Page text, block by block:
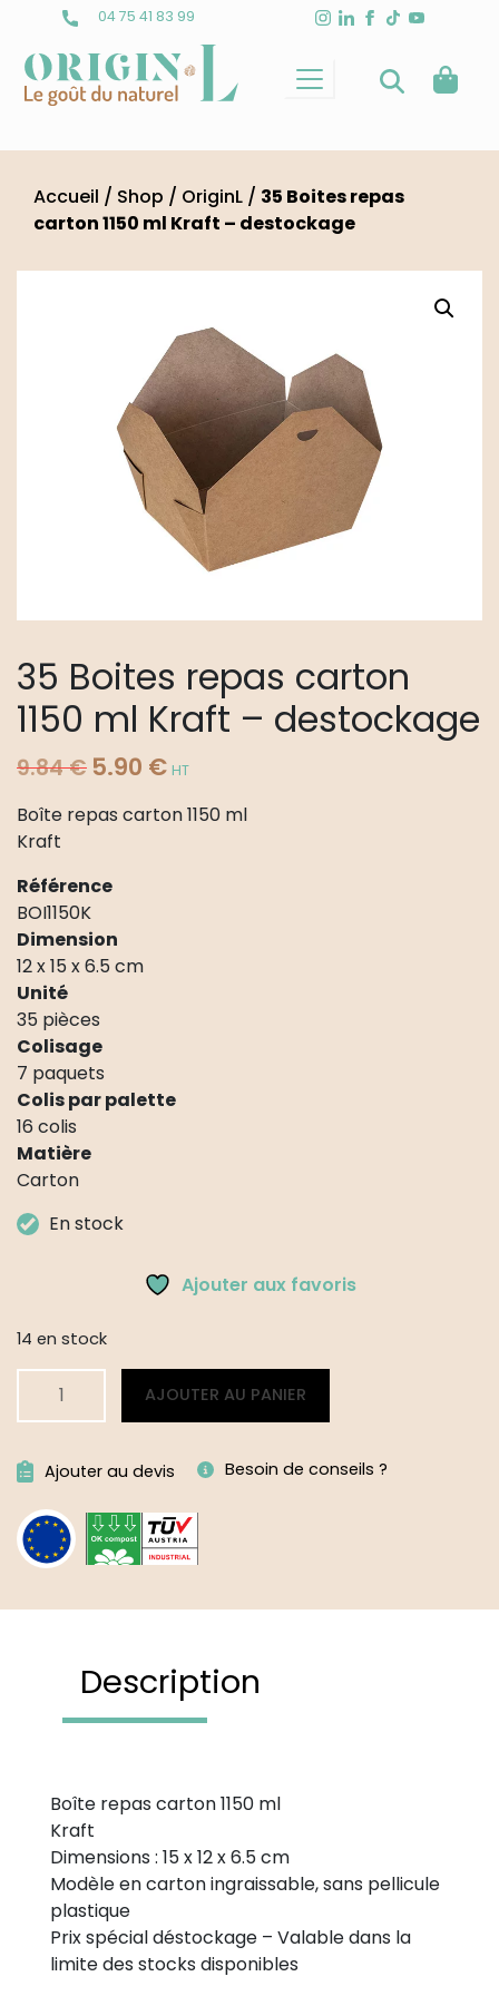
content
04 75 41 83 99
Accueil / Shop / OriginL / 35 Boites repas
carton 1150 ml Kraft – destockage
35 Boites repas carton
1150 ml Kraft – destockage
9.84€ Le
initial
5.90 €Le
actuel
HT
Boîte repas carton 1150 ml
Kraft
Référence
BOI1150K
Dimension
12 x 15 x 6.5 cm
Unité
35 pièces
Colisage
7 paquets
Colis par palette
16 colis
Matière
Carton
En stock
Ajouter aux favoris
14 en stock
Boites
repas
carton
1150
ml
AJOUTER AU PANIER
Alternative:
Ajouter au devis Besoin de conseils ?
Description
Boîte repas carton 1150 ml
Kraft
Dimensions : 15 x 12 x 6.5 cm
Modèle en carton ingraissable, sans pellicule
plastique
Prix spécial déstockage – Valable dans la
limite des stocks disponibles